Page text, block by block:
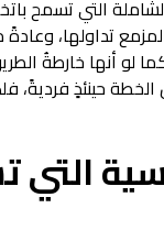
التي تسمح
تداولها،
لو أنها خارطةُ
الخطة حينئذٍ